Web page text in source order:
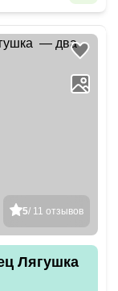
5/ 11 отзывов
Лягушка